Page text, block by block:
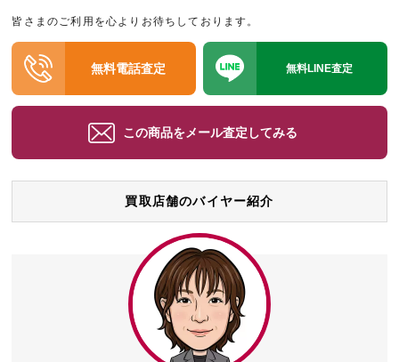
皆さまのご利用を心よりお待ちしております。
無料電話査定 無料LINE査定
この商品をメール査定してみる
買取店舗のバイヤー紹介